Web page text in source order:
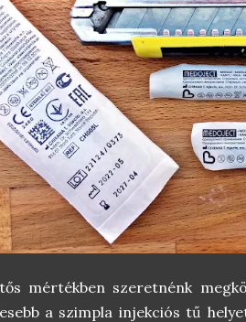
mértékben szeretnénk
a szimpla injekciós tű